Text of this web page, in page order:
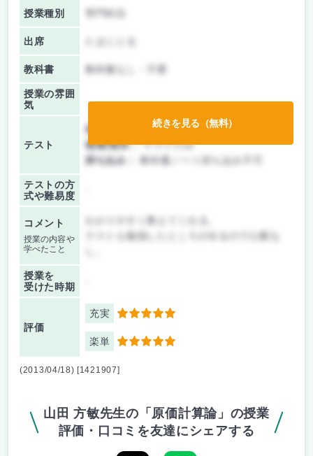
授業種別
出席
教科書 教科書なし・不要
授業の雰囲
気
テスト
前期/中間：
テストのみ
後期/期末：テストのみ
持ち込み：
教科書ノート持ち込み不可
テストの方
式や難易度
コメント
授業の内容や
学べたこと
テストも勉強したところが出るので心配な
授業を
受けた時期
評価
充実 5
楽単 5
続きを見る（無料）
(2013/04/18) [1421907]
山田 方敏先生の「原価計算論」の授業
評価・口コミを友達にシェアする